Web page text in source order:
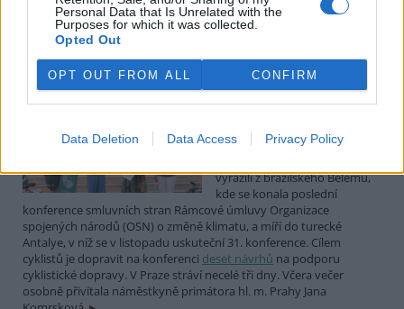
Personal Data that Is Unrelated with the
Purposes for which it was collected.
Opted Out
OPT OUT FROM ALL CONFIRM
Data Deletion Data Access Privacy Policy
veterinárních lékařů ČR Kateřina Valdhans.
Do Prahy dorazili jezdci cyklistické štafety, míří na
konferenci o klimatu
Do Prahy dnes dorazili jezdci
mezinárodní cyklistické štafety
vyrazili z brazilského Belému,
kde se konala poslední
konference smluvních stran Rámcové úmluvy Organizace
spojených národů (OSN) o změně klimatu, a míří do turecké
Antalye, v níž se v listopadu uskuteční 31. konference. Cílem
cyklistů je dopravit na konferenci deset návrhů na podporu
cyklistické dopravy. V Praze stráví necelé tři dny. Včera večer
osobně přivítala náměstkyně primátora hl. m. Prahy Jana